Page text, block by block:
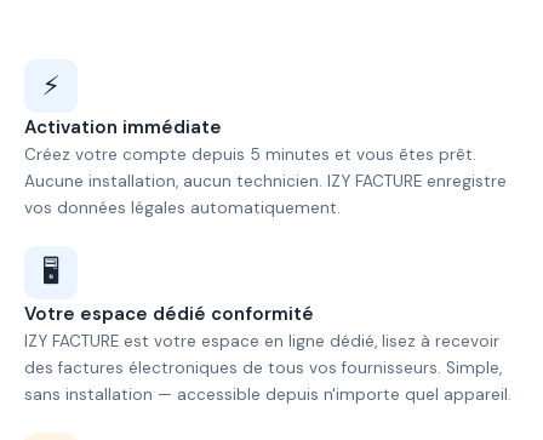
⚡
Activation immédiate
Créez votre compte depuis 5 minutes et vous êtes prêt.
Aucune installation, aucun technicien. IZY FACTURE enregistre
vos données légales automatiquement.
🖥️
Votre espace dédié conformité
IZY FACTURE est votre espace en ligne dédié, lisez à recevoir
des factures électroniques de tous vos fournisseurs. Simple,
sans installation — accessible depuis n'importe quel appareil.